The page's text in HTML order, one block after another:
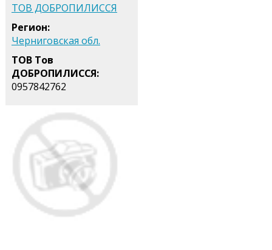
ТОВ ДОБРОПИЛИССЯ
Регион:
Черниговская обл.
ТОВ Тов
ДОБРОПИЛИССЯ:
0957842762